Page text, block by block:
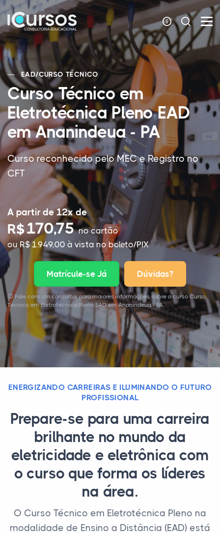
EAD/CURSO TÉCNICO
Curso Técnico em
Eletrotécnica Pleno EAD
em Ananindeua - PA
Curso reconhecido pelo MEC e Registro no
CFT
A partir de 12x de
R$170,75no cartão
ou R$ 1.949,00 à vista no boleto/PIX
Matrícule-se Já Dúvidas?
Fale com um consultor para maiores informações sobre o curso Curso
Técnico em Eletrotécnica Pleno EAD em Ananindeua - PA.
ENERGIZANDO CARREIRAS E ILUMINANDO O FUTURO
PROFISSIONAL
Prepare-se para uma carreira
brilhante no mundo da
eletricidade e eletrônica com
o curso que forma os líderes
na área.
O Curso Técnico em Eletrotécnica Pleno na
modalidade de Ensino a Distância (EAD) está